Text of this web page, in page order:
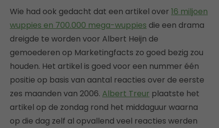
Wie had ook gedacht dat een artikel over 16 miljoen
wuppies en 700.000 mega-wuppies die een drama
dreigde te worden voor Albert Heijn de
gemoederen op Marketingfacts zo goed bezig zou
houden. Het artikel is goed voor een nummer één
positie op basis van aantal reacties over de eerste
zes maanden van 2006. Albert Treur plaatste het
artikel op de zondag rond het middaguur waarna
op die dag zelf al opvallend veel reacties werden